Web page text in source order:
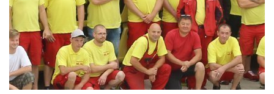
Unterschränke
Badspiegel
&
Spiegelschränke